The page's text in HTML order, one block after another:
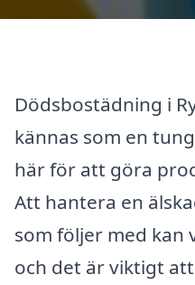
Dödsbostädning i
kännas som en
här för att göra
Att hantera en
som följer med kan
och det är viktigt